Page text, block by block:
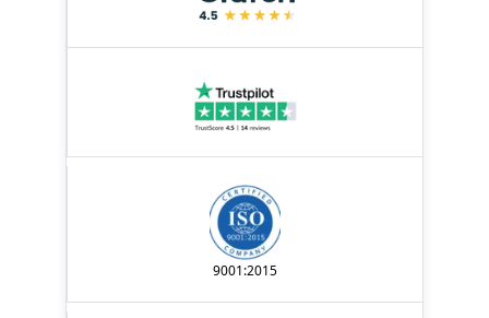
9001:2015